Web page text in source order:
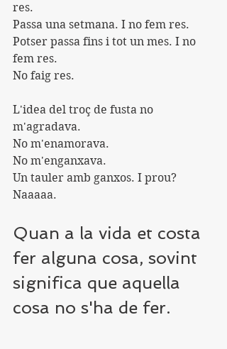
res.
Passa una setmana. I no fem res.
Potser passa fins i tot un mes. I no
fem res.
No faig res.
L'idea del troç de fusta no
m'agradava.
No m'enamorava.
No m'enganxava.
Un tauler amb ganxos. I prou?
Naaaaa.
Quan a la vida et costa
fer alguna cosa, sovint
significa que aquella
cosa no s'ha de fer.